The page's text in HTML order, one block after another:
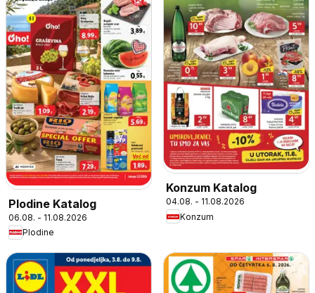
Plodine Katalog
06.08. - 11.08.2026
Plodine
Konzum Katalog
04.08. - 11.08.2026
Konzum